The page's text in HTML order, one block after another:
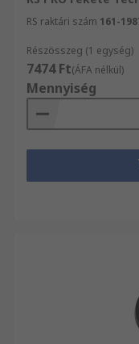
RS raktári szám 161-
Részösszeg (1 egység)
7474 Ft(ÁFA nélkül)
Mennyiség